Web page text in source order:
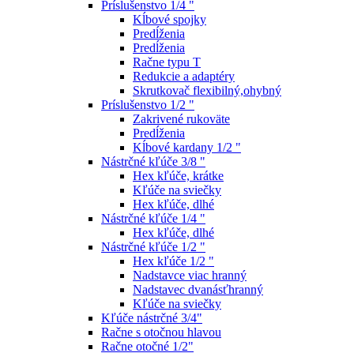
Príslušenstvo 1/4 "
Kĺbové spojky
Predĺženia
Predĺženia
Račne typu T
Redukcie a adaptéry
Skrutkovač flexibilný,ohybný
Príslušenstvo 1/2 "
Zakrivené rukoväte
Predĺženia
Kĺbové kardany 1/2 "
Nástrčné kľúče 3/8 "
Hex kľúče, krátke
Kľúče na sviečky
Hex kľúče, dlhé
Nástrčné kľúče 1/4 "
Hex kľúče, dlhé
Nástrčné kľúče 1/2 "
Hex kľúče 1/2 "
Nadstavce viac hranný
Nadstavec dvanásťhranný
Kľúče na sviečky
Kľúče nástrčné 3/4"
Račne s otočnou hlavou
Račne otočné 1/2"